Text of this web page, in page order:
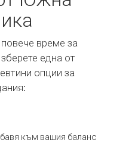
време за
една от
опции за
към вашия баланс